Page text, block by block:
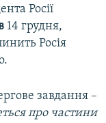
Росії
14 грудня,
Росія
завдання –
про частини